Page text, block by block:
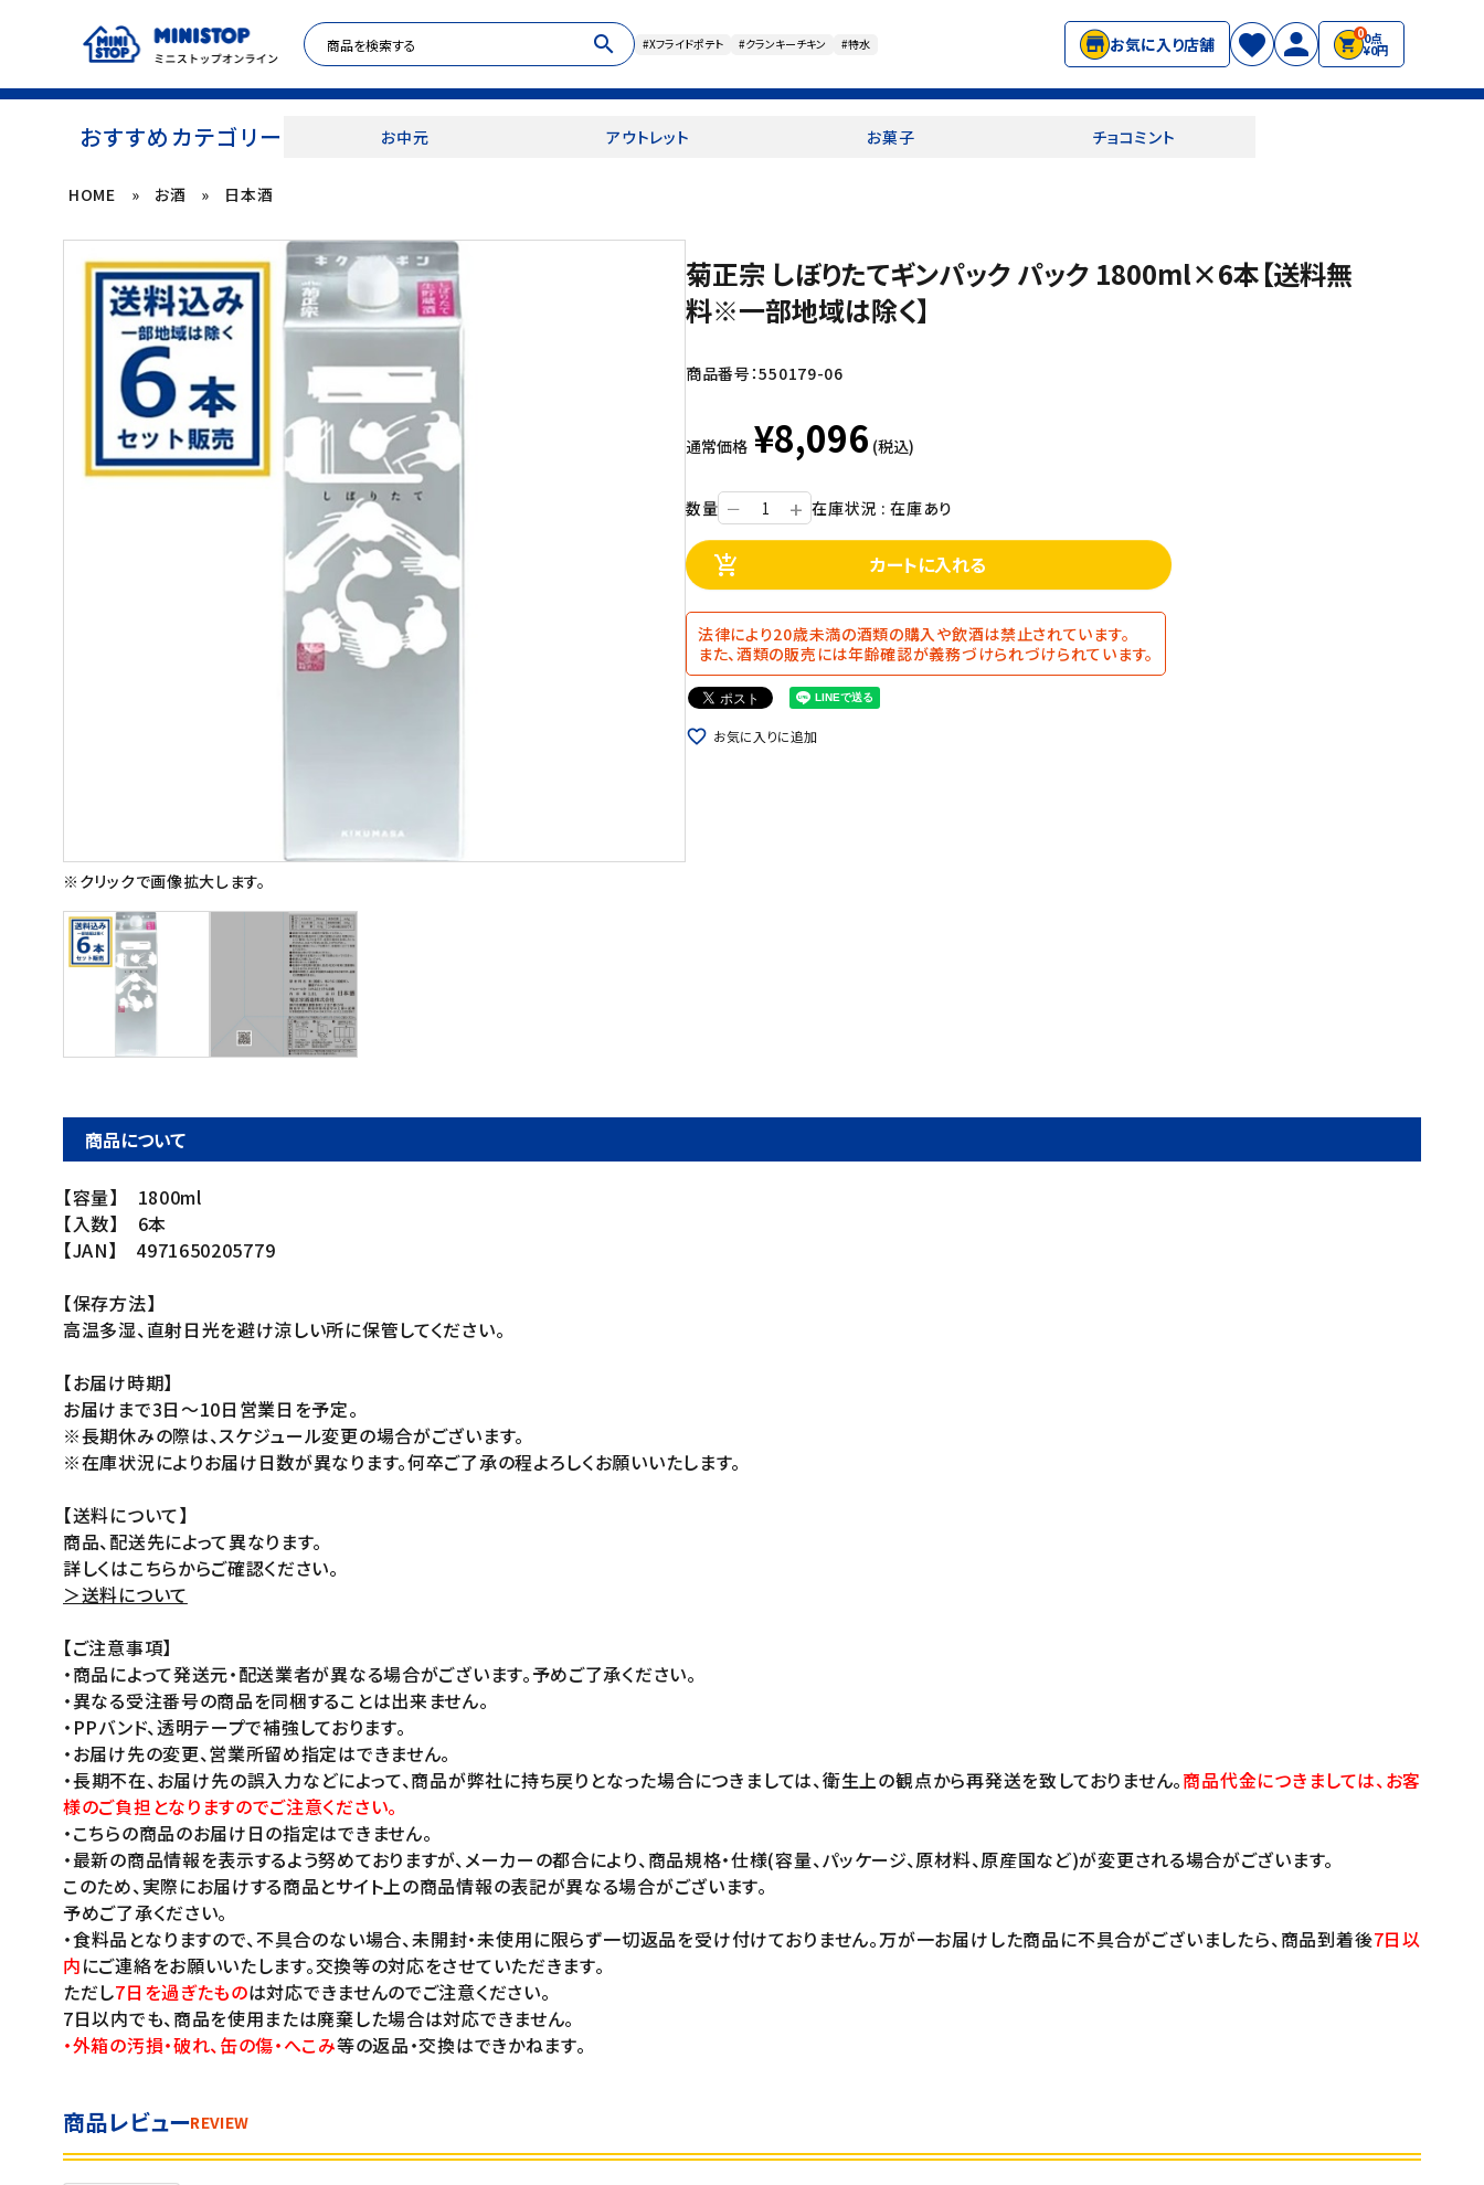
search #Xフライドポテト #クランキーチキン #特水 お気に入り店舗
00点
¥0円
おすすめカテゴリー お中元 アウトレット お菓子 チョコミント
ACCOUNT MENU
ログイン person 新規登録
カテゴリから探す
冷凍食品
フードロス
ペット用品
SHOP GUIDE
プライバシーポリシー
利用規約
会社概要
HOME » お酒 » 日本酒
※クリックで画像拡大します。
菊正宗 しぼりたてギンパック パック 1800ml×6本【送料無
料※一部地域は除く】
商品番号：550179-06
通常価格 ¥8,096 (税込)
数量 ー + 在庫状況 : 在庫あり
add_shopping_cart カートに入れる
法律により20歳未満の酒類の購入や飲酒は禁止されています。
また、酒類の販売には年齢確認が義務づけられづけられています。
favorite_border お気に入りに追加
商品について
【容量】 1800ml
【入数】 6本
【JAN】 4971650205779
【保存方法】
高温多湿、直射日光を避け涼しい所に保管してください。
【お届け時期】
お届けまで3日～10日営業日を予定。
※長期休みの際は、スケジュール変更の場合がございます。
※在庫状況によりお届け日数が異なります。何卒ご了承の程よろしくお願いいたします。
【送料について】
商品、配送先によって異なります。
詳しくはこちらからご確認ください。
＞送料について
【ご注意事項】
・商品によって発送元・配送業者が異なる場合がございます。予めご了承ください。
・異なる受注番号の商品を同梱することは出来ません。
・PPバンド、透明テープで補強しております。
・お届け先の変更、営業所留め指定はできません。
・長期不在、お届け先の誤入力などによって、商品が弊社に持ち戻りとなった場合につきましては、衛生上の観点から再発送を致しておりません。商品代金につきましては、お客
様のご負担となりますのでご注意ください。
・こちらの商品のお届け日の指定はできません。
・最新の商品情報を表示するよう努めておりますが、メーカーの都合により、商品規格・仕様(容量、パッケージ、原材料、原産国など)が変更される場合がございます。
このため、実際にお届けする商品とサイト上の商品情報の表記が異なる場合がございます。
予めご了承ください。
・食料品となりますので、不具合のない場合、未開封・未使用に限らず一切返品を受け付けておりません。万が一お届けした商品に不具合がございましたら、商品到着後7日以
内にご連絡をお願いいたします。交換等の対応をさせていただきます。
ただし7日を過ぎたものは対応できませんのでご注意ください。
7日以内でも、商品を使用または廃棄した場合は対応できません。
・外箱の汚損・破れ、缶の傷・へこみ等の返品・交換はできかねます。
商品レビューREVIEW